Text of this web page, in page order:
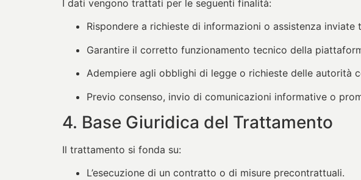
I dati vengono trattati per le seguenti finalità:
Rispondere a richieste di informazioni o assistenza inviate
Garantire il corretto funzionamento tecnico della
Adempiere agli obblighi di legge o richieste delle autorità
Previo consenso, invio di comunicazioni informative o
4. Base Giuridica del Trattamento
Il trattamento si fonda su:
L’esecuzione di un contratto o di misure precontrattuali.